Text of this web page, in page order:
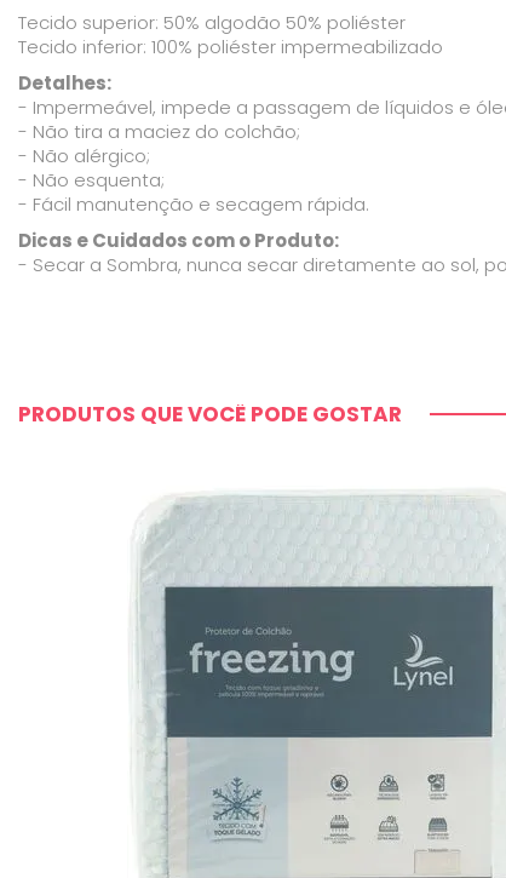
Tecido superior: 50% algodão 50% poliéster
Tecido inferior: 100% poliéster impermeabilizado
Detalhes:
- Impermeável, impede a passagem de líquidos e
- Não tira a maciez do colchão;
- Não alérgico;
- Não esquenta;
- Fácil manutenção e secagem rápida.
Dicas e Cuidados com o Produto:
- Secar a Sombra, nunca secar diretamente ao sol,
PRODUTOS QUE VOCÊ PODE GOSTAR